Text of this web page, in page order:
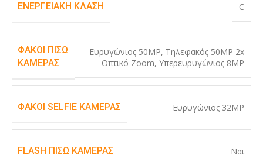
ΕΝΕΡΓΕΙΑΚΉ ΚΛΆΣΗ C
ΦΑΚΟΊ ΠΊΣΩ
ΚΆΜΕΡΑΣ
Ευρυγώνιος 50MP, Τηλεφακός 50MP 2x
Οπτικό Zoom, Υπερευρυγώνιος 8MP
ΦΑΚΟΊ SELFIE ΚΆΜΕΡΑΣ Ευρυγώνιος 32MP
FLASH ΠΊΣΩ ΚΆΜΕΡΑΣ Ναι